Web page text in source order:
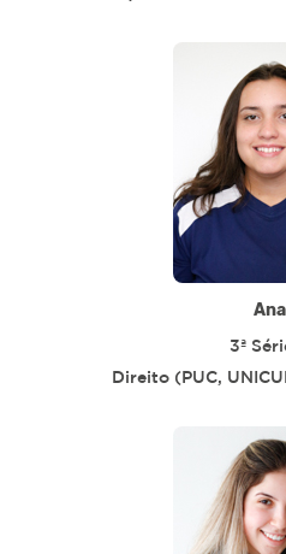
Ana
3ª
Direito (PUC,